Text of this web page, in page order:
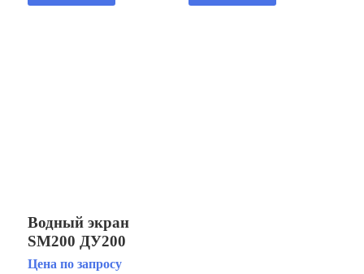
Водный экран
SM200 ДУ200
Цена по запросу